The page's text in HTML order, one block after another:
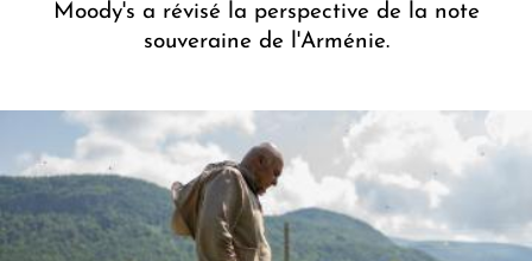
Moody's a révisé la perspective de la note
souveraine de l'Arménie.